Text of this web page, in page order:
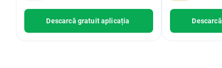
Descarcă gratuit aplicația